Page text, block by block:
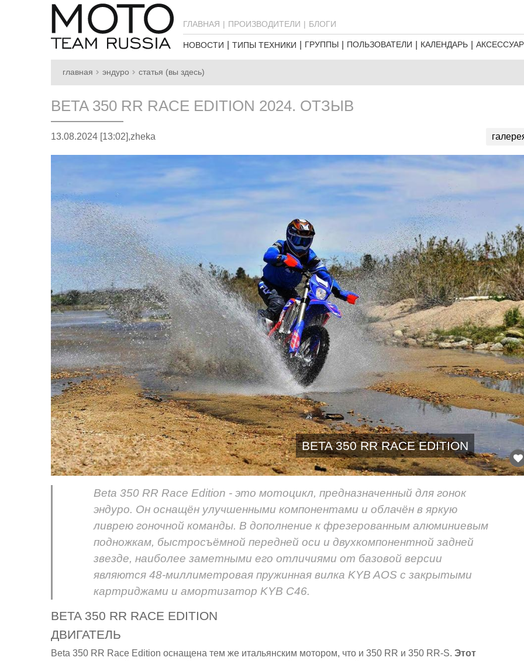
ГЛАВНАЯ ПРОИЗВОДИТЕЛИ БЛОГИ
НОВОСТИ ТИПЫ ТЕХНИКИ ГРУППЫ ПОЛЬЗОВАТЕЛИ КАЛЕНДАРЬ
главная эндуро статья (вы здесь)
BETA 350 RR RACE EDITION 2024. ОТЗЫВ
13.08.2024 [13:02],zheka
BETA 350 RR RACE EDITION
Beta 350 RR Race Edition - это мотоцикл, предназначенный для гонок
эндуро. Он оснащён улучшенными компонентами и облачён в яркую
ливрею гоночной команды. В дополнение к фрезерованным алюминиевым
подножкам, быстросъёмной передней оси и двухкомпонентной задней
звезде, наиболее заметными его отличиями от базовой версии
являются 48-миллиметровая пружинная вилка KYB AOS с закрытыми
картриджами и амортизатор KYB C46.
BETA 350 RR RACE EDITION
ДВИГАТЕЛЬ
Beta 350 RR Race Edition оснащена тем же итальянским мотором, что и 350 RR и 350 RR-S. Этот